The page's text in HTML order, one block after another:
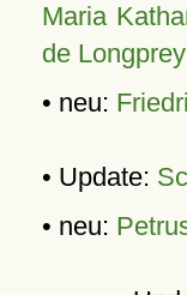
Maria
de Longprey
• neu:
• Update:
• neu: